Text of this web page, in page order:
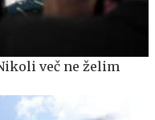
več ne želim